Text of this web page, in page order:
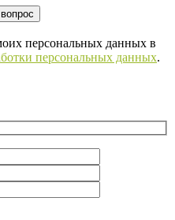
персональных данных в
персональных данных.